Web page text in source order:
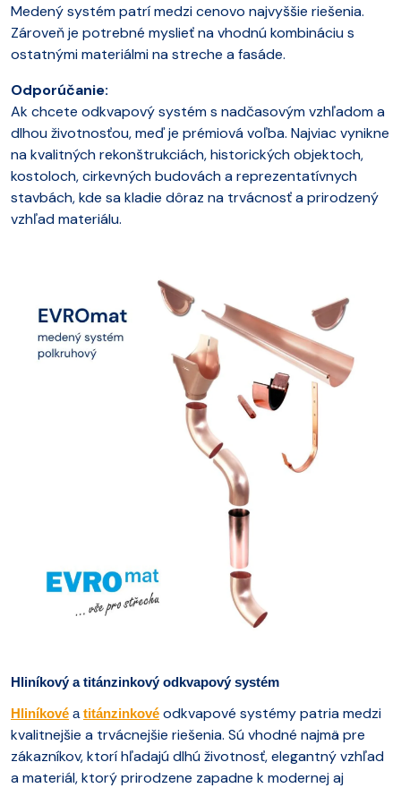
Medený systém patrí medzi cenovo najvyššie riešenia.
Zároveň je potrebné myslieť na vhodnú kombináciu s
ostatnými materiálmi na streche a fasáde.
Odporúčanie:
Ak chcete odkvapový systém s nadčasovým vzhľadom a
dlhou životnosťou, meď je prémiová voľba. Najviac vynikne
na kvalitných rekonštrukciách, historických objektoch,
kostoloch, cirkevných budovách a reprezentatívnych
stavbách, kde sa kladie dôraz na trvácnosť a prirodzený
vzhľad materiálu.
Hliníkový a titánzinkový odkvapový systém
Hliníkové a titánzinkové odkvapové systémy patria medzi
kvalitnejšie a trvácnejšie riešenia. Sú vhodné najmä pre
zákazníkov, ktorí hľadajú dlhú životnosť, elegantný vzhľad
a materiál, ktorý prirodzene zapadne k modernej aj